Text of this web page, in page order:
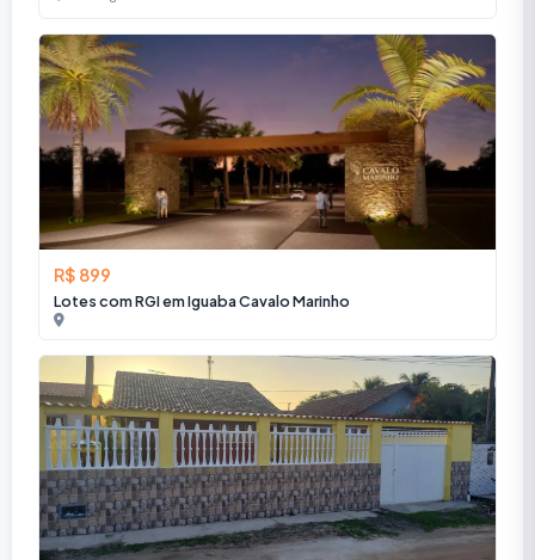
R$ 899
Lotes com RGI em Iguaba Cavalo Marinho